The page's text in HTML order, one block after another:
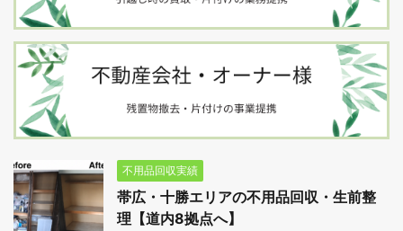
不用品回収実績
帯広・十勝エリアの不用品回収・生前整
理【道内8拠点へ】